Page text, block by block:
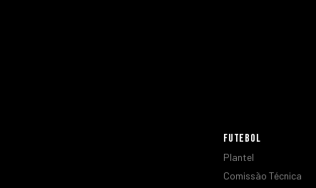
FUTEBOL
Plantel
Comissão Técnica